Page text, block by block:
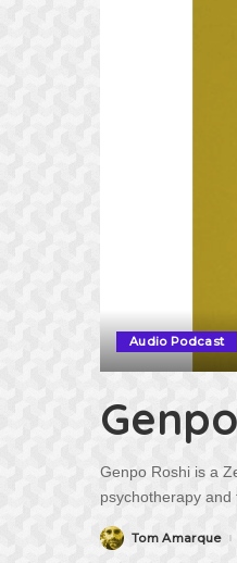
Audio Podcast
Genpo Roshi is a
psychotherapy
Posted
by
Tom Amarque